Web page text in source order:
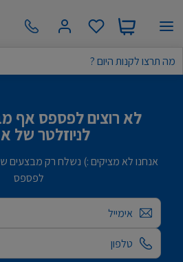
לא רוצים לפספס אף
לניוזלטר של
אנחנו לא מציקים :) נשלח רק מבצעים
לפספס
אימייל